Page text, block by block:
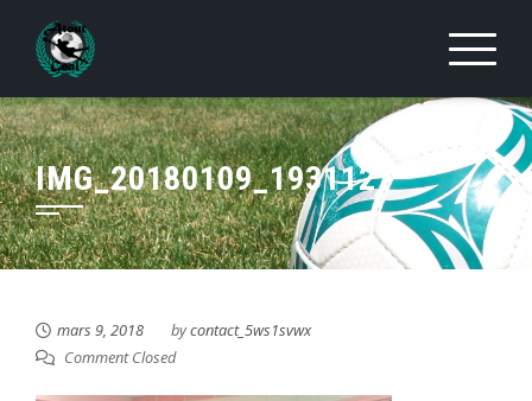
content
IMG_20180109_193112
mars 9, 2018 bycontact_5ws1svwx
Comment Closed